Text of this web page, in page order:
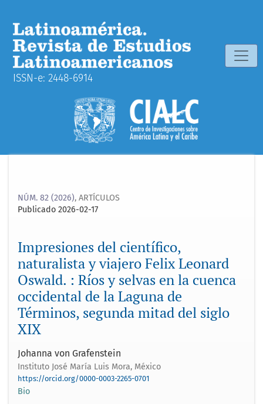
ISSN-e: 2448-6914
NÚM. 82 (2026), ARTÍCULOS
Impresiones del científico,
naturalista y viajero Felix Leonard
Oswald. : Ríos y selvas en la cuenca
occidental de la Laguna de
Términos, segunda mitad del siglo
XIX
Publicado 2026-02-17
Johanna von Grafenstein
Instituto José María Luis Mora, México
https://orcid.org/0000-0003-2265-0701
Bio